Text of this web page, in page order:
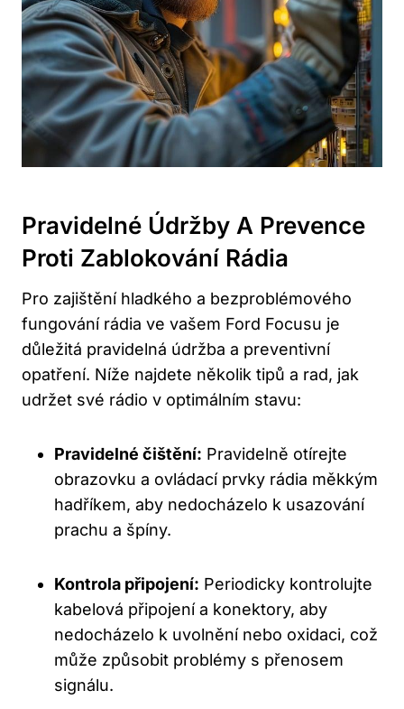
Pravidelné Údržby A‍ Prevence
Proti Zablokování Rádia
Pro zajištění hladkého a​ bezproblémového
fungování rádia ve vašem Ford Focusu je
důležitá pravidelná údržba a preventivní
opatření. ⁤Níže najdete několik tipů a rad, jak
udržet své rádio v optimálním stavu:
Pravidelné čištění: Pravidelně otírejte
obrazovku a ovládací ​prvky rádia měkkým
hadříkem, aby nedocházelo k usazování
prachu a špíny.
Kontrola připojení: Periodicky kontrolujte
kabelová připojení a ‌konektory,​ aby
nedocházelo k⁢ uvolnění nebo oxidaci, což
‍může způsobit ⁢problémy s přenosem
signálu.